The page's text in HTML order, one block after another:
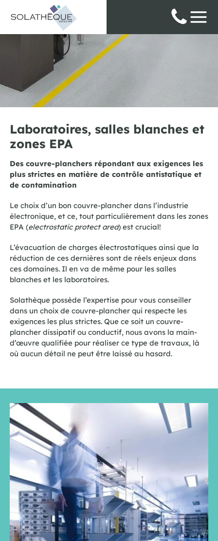
Panneau de gestion des cookies
Laboratoires, salles blanches et
zones EPA
Des couvre-planchers répondant aux exigences les
plus strictes en matière de contrôle antistatique et
de contamination
Le choix d’un bon couvre-plancher dans l’industrie
électronique, et ce, tout particulièrement dans les zones
EPA (electrostatic protect area) est crucial!
L’évacuation de charges électrostatiques ainsi que la
réduction de ces dernières sont de réels enjeux dans
ces domaines. Il en va de même pour les salles
blanches et les laboratoires.
Solathèque possède l’expertise pour vous conseiller
dans un choix de couvre-plancher qui respecte les
exigences les plus strictes. Que ce soit un couvre-
plancher dissipatif ou conductif, nous avons la main-
d’œuvre qualifiée pour réaliser ce type de travaux, là
où aucun détail ne peut être laissé au hasard.